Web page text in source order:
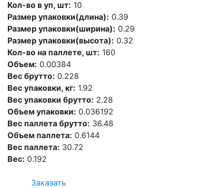
Кол-во в уп, шт: 10
Размер упаковки(длина): 0.39
Размер упаковки(ширина): 0.29
Размер упаковки(высота): 0.32
Кол-во на паллете, шт: 160
Объем: 0.00384
Вес брутто: 0.228
Вес упаковки, кг: 1.92
Вес упаковки брутто: 2.28
Объем упаковки: 0.036192
Вес паллета брутто: 36.48
Объем паллета: 0.6144
Вес паллета: 30.72
Вес: 0.192
Заказать